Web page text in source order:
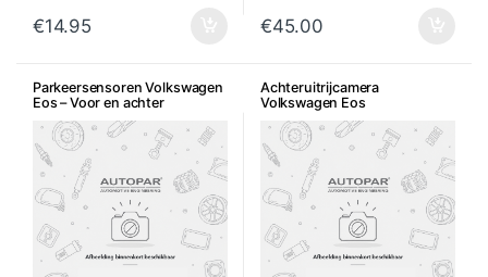
€14.95 €45.00
Parkeersensoren Volkswagen
Eos – Voor en achter
Achteruitrijcamera
Volkswagen Eos